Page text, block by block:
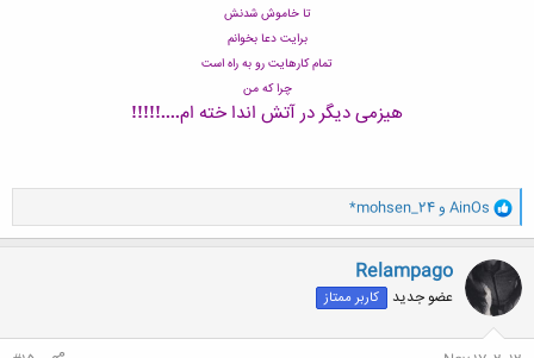
تا خاموش شدنش
برایت دعا بخوانم
تمام کارهایت رو به راه است
چرا که من
هیزمی دیگر در آتش اندا خته ام....!!!!!
و
ا
ک
ن
ش
ه
ا
AinOs و*mohsen_24
Relampago
عضو جدید کاربر ممتاز